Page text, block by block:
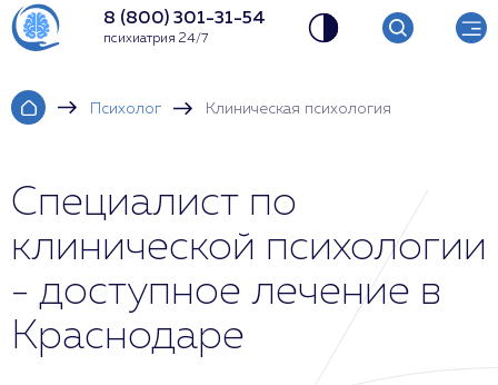
8 (800) 301-31-54
психиатрия 24/7
Психолог Клиническая психология
Специалист по
клинической психологии
- доступное лечение в
Краснодаре